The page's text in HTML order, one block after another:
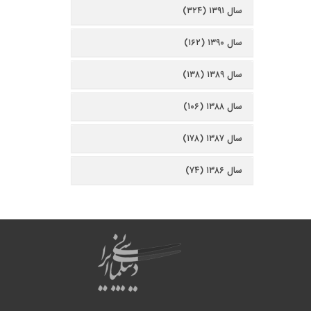
سال ۱۳۹۱ (۳۲۴)
سال ۱۳۹۰ (۱۶۲)
سال ۱۳۸۹ (۱۳۸)
سال ۱۳۸۸ (۱۰۶)
سال ۱۳۸۷ (۱۷۸)
سال ۱۳۸۶ (۷۴)